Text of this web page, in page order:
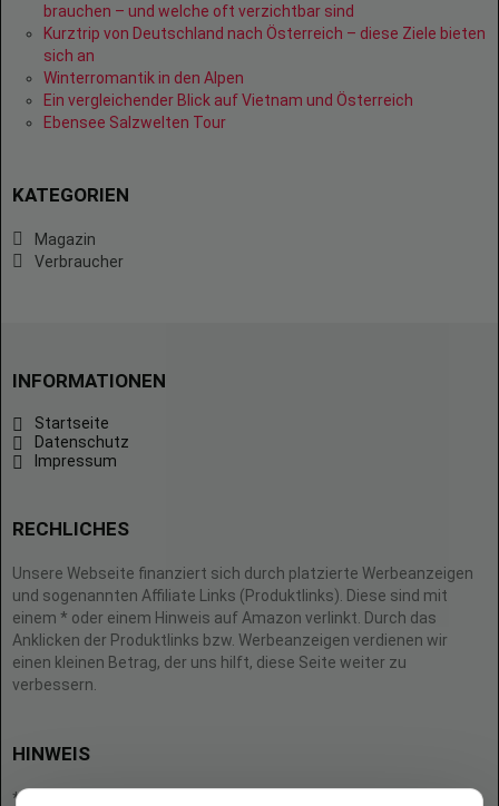
brauchen – und welche oft verzichtbar sind
Kurztrip von Deutschland nach Österreich – diese Ziele bieten
sich an
Winterromantik in den Alpen
Ein vergleichender Blick auf Vietnam und Österreich
Ebensee Salzwelten Tour
KATEGORIEN
Magazin
Verbraucher
INFORMATIONEN
Startseite
Datenschutz
Impressum
RECHLICHES
Unsere Webseite finanziert sich durch platzierte Werbeanzeigen
und sogenannten Affiliate Links (Produktlinks). Diese sind mit
einem * oder einem Hinweis auf Amazon verlinkt. Durch das
Anklicken der Produktlinks bzw. Werbeanzeigen verdienen wir
einen kleinen Betrag, der uns hilft, diese Seite weiter zu
verbessern.
HINWEIS
* = Afilliate-Link (=Werbung)